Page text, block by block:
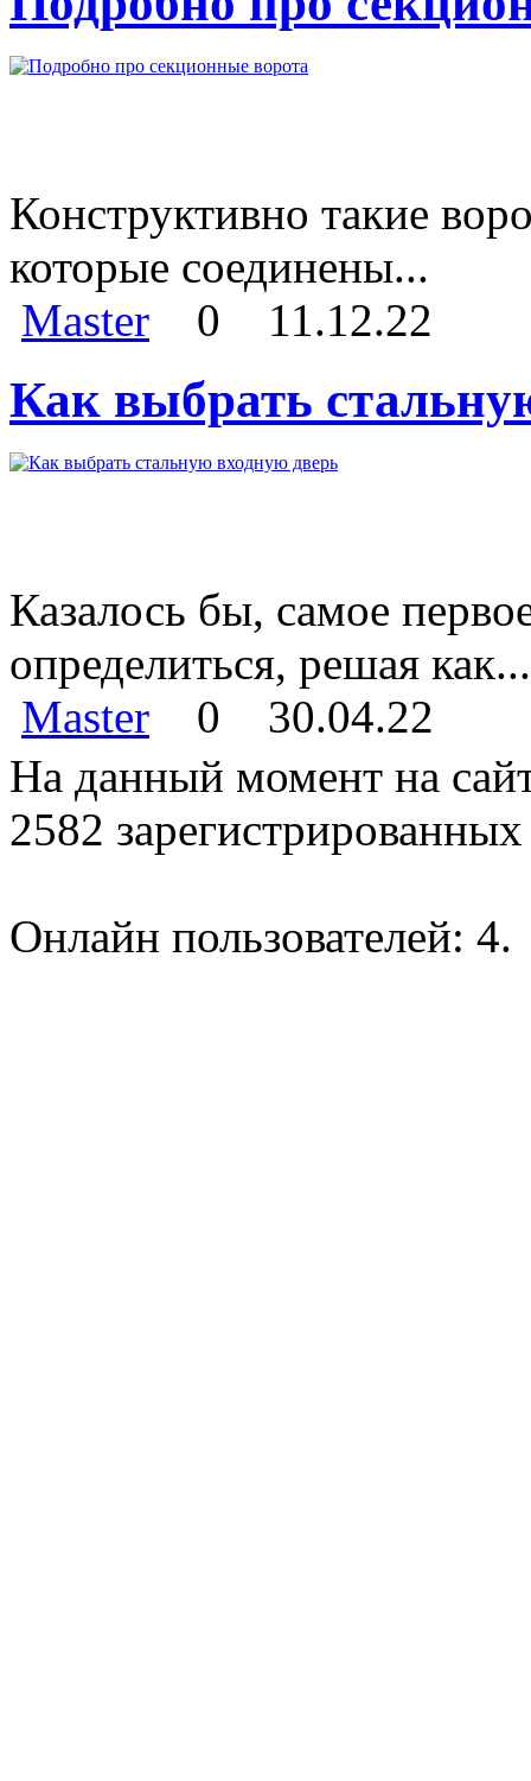
Конструктивно такие
которые соединены...
Master
0 11.12.22
Как выбрать
Казалось бы, самое
определиться, решая как...
Master
0
30.04.22
На данный момент на
2582 зарегистрированных
Онлайн пользователей: 4.